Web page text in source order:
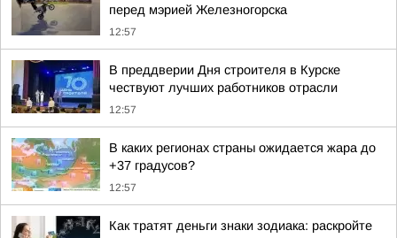
перед мэрией Железногорска
12:57
В преддверии Дня строителя в Курске
чествуют лучших работников отрасли
12:57
В каких регионах страны ожидается жара до
+37 градусов?
12:57
Как тратят деньги знаки зодиака: раскройте